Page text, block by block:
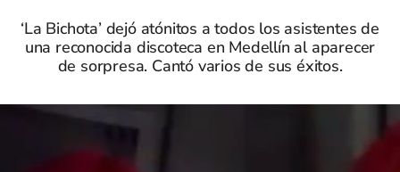
‘La Bichota’ dejó atónitos a todos los asistentes de
una reconocida discoteca en Medellín al aparecer
de sorpresa. Cantó varios de sus éxitos.